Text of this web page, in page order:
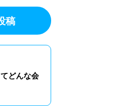
稿
どんな会